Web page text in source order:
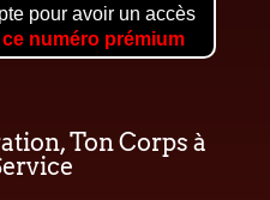
pour avoir un accès
numéro prémium
Ton Corps à